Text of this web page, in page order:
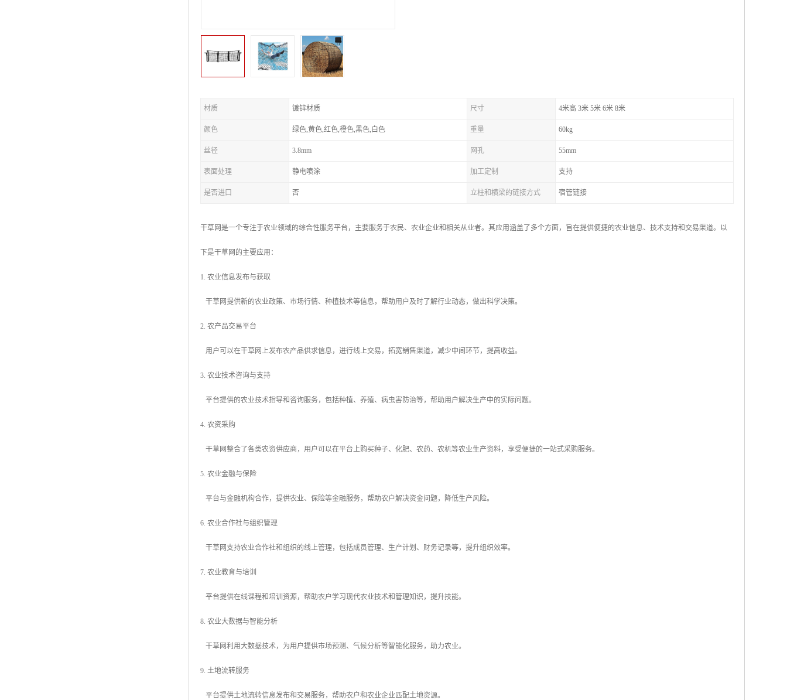
材质 镀锌材质 尺寸 4米高 3米 5米 6米 8米
颜色 绿色,黄色,红色,橙色,黑色,白色 重量 60kg
丝径 3.8mm 网孔 55mm
表面处理 静电喷涂 加工定制 支持
是否进口 否 立柱和横梁的链接方式 宿管链接
干草网是一个专注于农业领域的综合性服务平台，主要服务于农民、农业企业和相关从业者。其应用涵盖了多个方面，旨在提供便捷的农业信息、技术支持和交易渠道。以
下是干草网的主要应用：
1. 农业信息发布与获取
干草网提供新的农业政策、市场行情、种植技术等信息，帮助用户及时了解行业动态，做出科学决策。
2. 农产品交易平台
用户可以在干草网上发布农产品供求信息，进行线上交易，拓宽销售渠道，减少中间环节，提高收益。
3. 农业技术咨询与支持
平台提供的农业技术指导和咨询服务，包括种植、养殖、病虫害防治等，帮助用户解决生产中的实际问题。
4. 农资采购
干草网整合了各类农资供应商，用户可以在平台上购买种子、化肥、农药、农机等农业生产资料，享受便捷的一站式采购服务。
5. 农业金融与保险
平台与金融机构合作，提供农业、保险等金融服务，帮助农户解决资金问题，降低生产风险。
6. 农业合作社与组织管理
干草网支持农业合作社和组织的线上管理，包括成员管理、生产计划、财务记录等，提升组织效率。
7. 农业教育与培训
平台提供在线课程和培训资源，帮助农户学习现代农业技术和管理知识，提升技能。
8. 农业大数据与智能分析
干草网利用大数据技术，为用户提供市场预测、气候分析等智能化服务，助力农业。
9. 土地流转服务
平台提供土地流转信息发布和交易服务，帮助农户和农业企业匹配土地资源。